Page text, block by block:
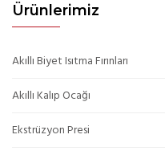
Ürünlerimiz
Akıllı Biyet Isıtma Fırınları
Akıllı Kalıp Ocağı
Ekstrüzyon Presi